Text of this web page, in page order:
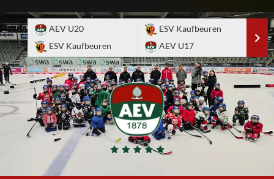
to
content
AEV U20
ESV Kaufbeuren
ESV Kaufbeuren
AEV U17